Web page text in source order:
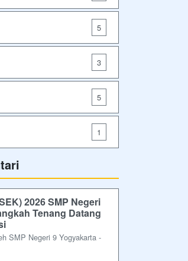
5
3
5
1
2026 SMP Negeri
Tenang Datang
SMP Negeri 9 Yogyakarta -